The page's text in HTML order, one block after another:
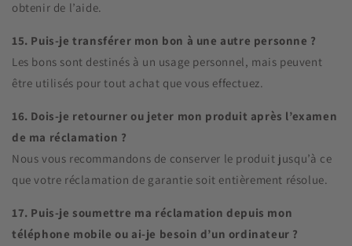
obtenir de l’aide.
15. Puis-je transférer mon bon à une autre personne ?
Les bons sont destinés à un usage personnel, mais peuvent
être utilisés pour tout achat que vous effectuez.
16. Dois-je retourner ou jeter mon produit après l’examen
de ma réclamation ?
Nous vous recommandons de conserver le produit jusqu’à ce
que votre réclamation de garantie soit entièrement résolue.
17. Puis-je soumettre ma réclamation depuis mon
téléphone mobile ou ai-je besoin d’un ordinateur ?